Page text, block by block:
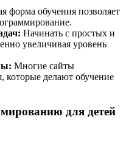
форма обучения позволяет
Начинать с простых и
увеличивая уровень
Многие сайты
которые делают обучение
для детей